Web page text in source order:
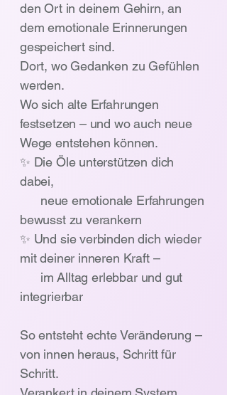
den Ort in deinem Gehirn, an
dem emotionale Erinnerungen
gespeichert sind.
Dort, wo Gedanken zu Gefühlen
werden.
Wo sich alte Erfahrungen
festsetzen – und wo auch neue
Wege entstehen können.
✨ Die Öle unterstützen dich
dabei,
neue emotionale Erfahrungen
bewusst zu verankern
✨ Und sie verbinden dich wieder
mit deiner inneren Kraft –
im Alltag erlebbar und gut
integrierbar
So entsteht echte Veränderung –
von innen heraus, Schritt für
Schritt.